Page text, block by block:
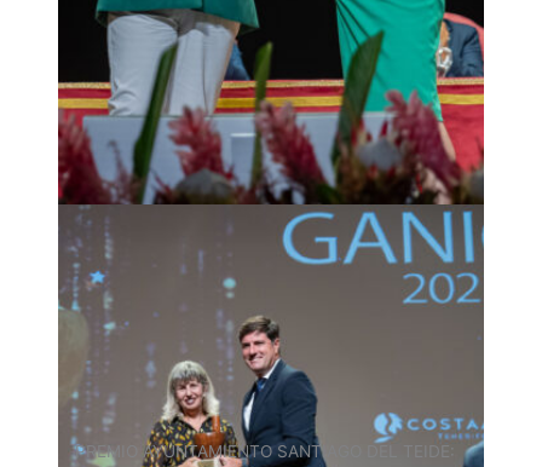
PREMIO AYUNTAMIENTO SANTIAGO DEL TEIDE: